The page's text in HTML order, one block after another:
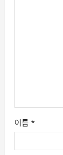
이름 *